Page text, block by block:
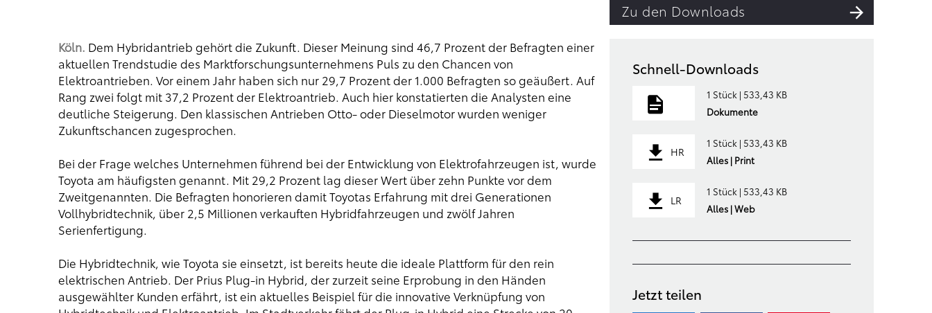
Zu den Downloads
Köln. Dem Hybridantrieb gehört die Zukunft. Dieser Meinung sind 46,7 Prozent der Befragten einer
aktuellen Trendstudie des Marktforschungsunternehmens Puls zu den Chancen von
Elektroantrieben. Vor einem Jahr haben sich nur 29,7 Prozent der 1.000 Befragten so geäußert. Auf
Rang zwei folgt mit 37,2 Prozent der Elektroantrieb. Auch hier konstatierten die Analysten eine
deutliche Steigerung. Den klassischen Antrieben Otto- oder Dieselmotor wurden weniger
Zukunftschancen zugesprochen.
Bei der Frage welches Unternehmen führend bei der Entwicklung von Elektrofahrzeugen ist, wurde
Toyota am häufigsten genannt. Mit 29,2 Prozent lag dieser Wert über zehn Punkte vor dem
Zweitgenannten. Die Befragten honorieren damit Toyotas Erfahrung mit drei Generationen
Vollhybridtechnik, über 2,5 Millionen verkauften Hybridfahrzeugen und zwölf Jahren
Serienfertigung.
Die Hybridtechnik, wie Toyota sie einsetzt, ist bereits heute die ideale Plattform für den rein
elektrischen Antrieb. Der Prius Plug-in Hybrid, der zurzeit seine Erprobung in den Händen
ausgewählter Kunden erfährt, ist ein aktuelles Beispiel für die innovative Verknüpfung von
Schnell-Downloads
1 Stück | 533,43 KB
Dokumente
HR
1 Stück | 533,43 KB
Alles | Print
LR
1 Stück | 533,43 KB
Alles | Web
Jetzt teilen